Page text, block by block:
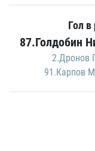
Гол в
87.Голдобин
2.Дронов
91.Карпов